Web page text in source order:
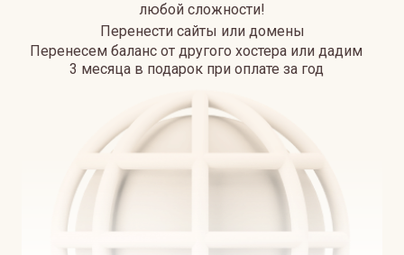
любой сложности!
Перенести сайты или домены
Перенесем баланс от другого хостера или дадим
3 месяца в подарок при оплате за год